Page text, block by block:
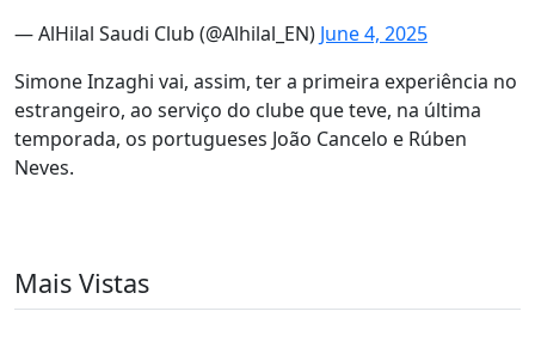
— AlHilal Saudi Club (@Alhilal_EN) June 4, 2025
Simone Inzaghi vai, assim, ter a primeira experiência no
estrangeiro, ao serviço do clube que teve, na última
temporada, os portugueses João Cancelo e Rúben
Neves.
Mais Vistas